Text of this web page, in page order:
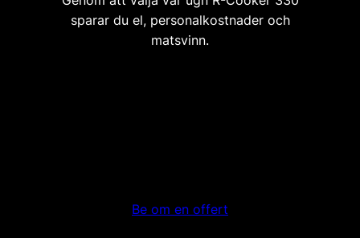
sparar du el, personalkostnader och
matsvinn.
Be om en offert